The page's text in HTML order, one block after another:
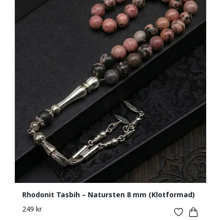
Rhodonit Tasbih – Natursten 8 mm (Klotformad)
249 kr